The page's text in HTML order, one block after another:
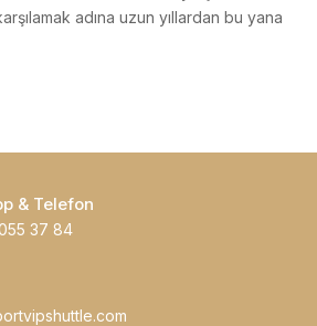
adına uzun yıllardan bu yana
& Telefon
37 84